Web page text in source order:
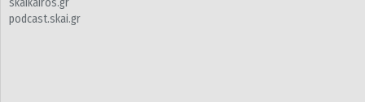
skaikairos.gr
podcast.skai.gr